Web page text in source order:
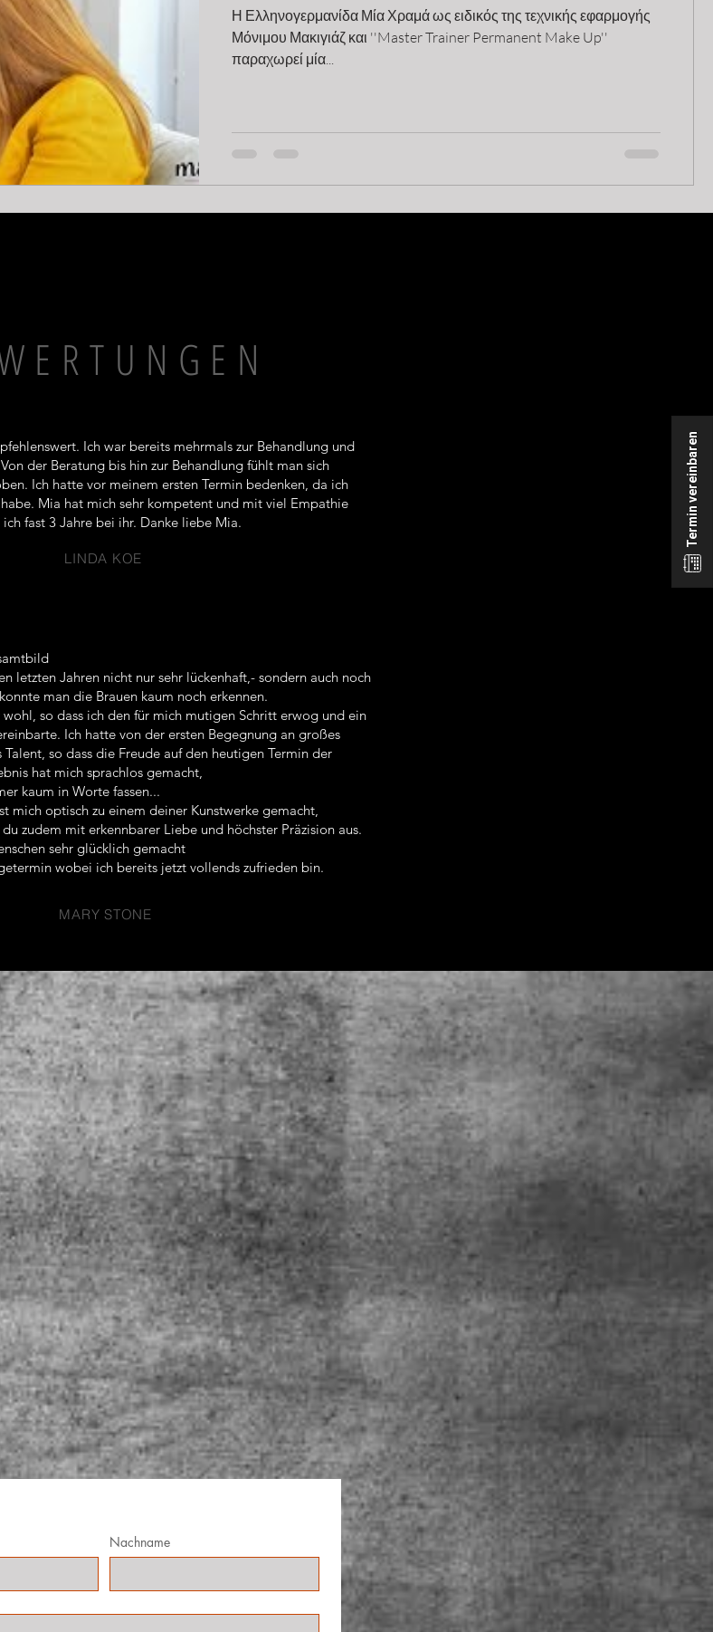
Η Ελληνογερμανίδα Μία Χραμά ως ειδικός της τεχνικής εφαρμογής
Μόνιμου Μακιγιάζ και ''Master Trainer Permanent Make Up''
παραχωρεί μία...
Ich war bereits mehrmals zur Behandlung und
der Beratung bis hin zur Behandlung fühlt man sich
Ich hatte vor meinem ersten Termin bedenken, da ich
Mia hat mich sehr kompetent und mit viel Empathie
fast 3 Jahre bei ihr. Danke liebe Mia.
LINDA KOE
letzten Jahren nicht nur sehr lückenhaft,- sondern auch noch
man die Brauen kaum noch erkennen.
so dass ich den für mich mutigen Schritt erwog und ein
Ich hatte von der ersten Begegnung an großes
so dass die Freude auf den heutigen Termin der
hat mich sprachlos gemacht,
kaum in Worte fassen...
mich optisch zu einem deiner Kunstwerke gemacht,
zudem mit erkennbarer Liebe und höchster Präzision aus.
sehr glücklich gemacht
wobei ich bereits jetzt vollends zufrieden bin.
MARY STONE
Nachname
Termin vereinbaren